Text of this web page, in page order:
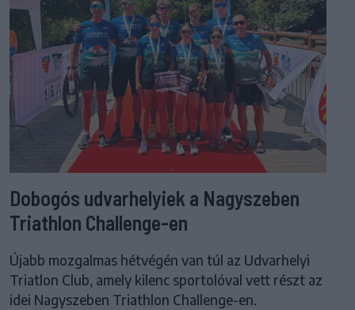
Dobogós udvarhelyiek a Nagyszeben
Triathlon Challenge-en
Újabb mozgalmas hétvégén van túl az Udvarhelyi
Triatlon Club, amely kilenc sportolóval vett részt az
idei Nagyszeben Triathlon Challenge-en.